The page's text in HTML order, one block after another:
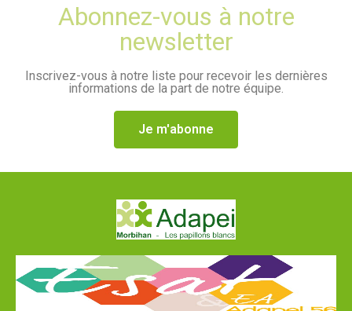
Abonnez-vous à notre
newsletter
Inscrivez-vous à notre liste pour recevoir les dernières
informations de la part de notre équipe.
Je m'abonne